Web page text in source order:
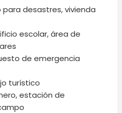
desastres, vivienda
escolar, área de
de emergencia
turístico
estación de